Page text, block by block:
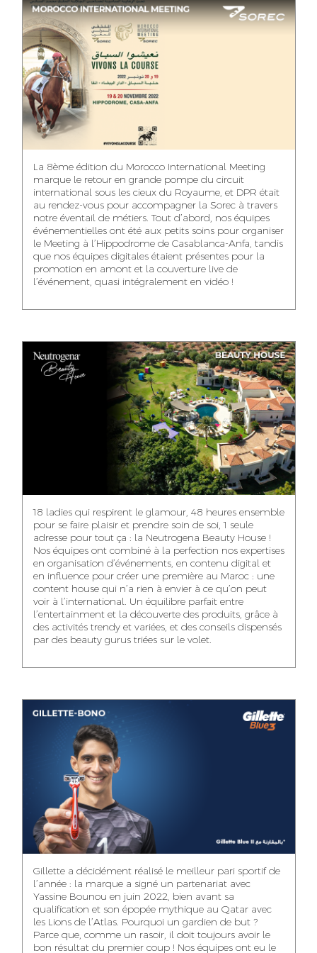
ASMAA MAZZI
ACCOUNT
DIRECTOR
TAHA EL BEIDORI
ART DIRECTOR
FINANCIAL
MANAGER
ACCOUNT
MANAGER
BOUDAR
ART DIRECTOR
FATIMA ZAHRA
DEBBAGH
ACCOUNT
MOHAMED
HARRATIA
DIGITAL MANAGER
NABILA SAMOUN
MEDIA ANALYST
GHITA EL ARABI
EZZAKI SALMA
ACCOUNT
MANAGER
ANASS ELRHAZI
EDITORIAL
MANAGER AND
CONTENT
YAHYA LOULIDI
MEDIA RELATIONS
MANAGER
NIAMA EL YOSSRI
DIGITAL MANAGER
WA-IL ZRYOUIL
PUBLIC RELATIONS
CONSULTANT
NOUREDDINE
SAMADI
ART DIRECTOR
MOHAMED
LEHMOUM
ART DIRECTOR
MEHDI ZERRAD
MANAGER
CHAIMAA
DIGITAL MANAGER
IDMOUSSA SAFAA
PUBLIC RELATIONS
CONSULTANT
NOUHAILA DIKER
IMANE LACHGUER
EXECUTIVE
DOUNIA SADOUK
ACCOUNTANT
OUSSAMA
BENHAMOU
GRAPHIC
DESIGNER
La 8ème édition du Morocco International Meeting
marque le retour en grande pompe du circuit
international sous les cieux du Royaume, et DPR était
au rendez-vous pour accompagner la Sorec à travers
notre éventail de métiers. Tout d’abord, nos équipes
événementielles ont été aux petits soins pour organiser
le Meeting à l’Hippodrome de Casablanca-Anfa, tandis
que nos équipes digitales étaient présentes pour la
promotion en amont et la couverture live de
l’événement, quasi intégralement en vidéo !
18 ladies qui respirent le glamour, 48 heures ensemble
pour se faire plaisir et prendre soin de soi, 1 seule
adresse pour tout ça : la Neutrogena Beauty House !
Nos équipes ont combiné à la perfection nos expertises
en organisation d’événements, en contenu digital et
en influence pour créer une première au Maroc : une
content house qui n’a rien à envier à ce qu’on peut
voir à l’international. Un équilibre parfait entre
l’entertainment et la découverte des produits, grâce à
des activités trendy et variées, et des conseils dispensés
par des beauty gurus triées sur le volet.
Gillette a décidément réalisé le meilleur pari sportif de
l’année : la marque a signé un partenariat avec
Yassine Bounou en juin 2022, bien avant sa
qualification et son épopée mythique au Qatar avec
les Lions de l’Atlas. Pourquoi un gardien de but ?
Parce que, comme un rasoir, il doit toujours avoir le
bon résultat du premier coup ! Nos équipes ont eu le